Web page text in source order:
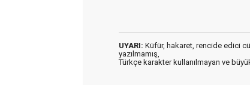
UYARI: Küfür, hakaret, rencide edici
yazılmamış,
Türkçe karakter kullanılmayan ve